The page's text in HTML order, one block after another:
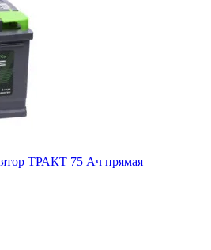
ТРАКТ 75 Ач прямая